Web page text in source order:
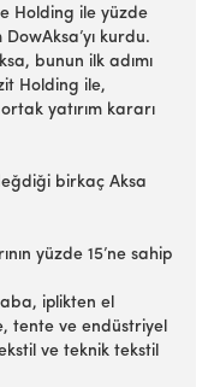
Holding ile yüzde
kurdu.
bunun ilk adımı
Holding ile,
yatırım kararı
birkaç Aksa
yüzde 15’ne sahip
iplikten el
tente ve endüstriyel
ve teknik tekstil